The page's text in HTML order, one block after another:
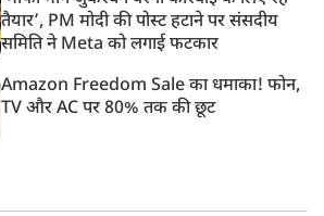
तैयार’, PM मोदी की पोस्ट हटाने पर संसदीय
समिति ने Meta को लगाई फटकार
Amazon Freedom Sale का धमाका! फोन,
TV और AC पर 80% तक की छूट